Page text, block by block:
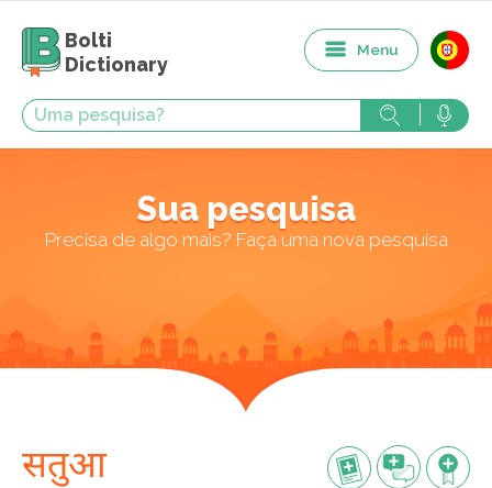
Bolti
Dictionary
Menu
Sua pesquisa
Precisa de algo mais? Faça uma nova pesquisa
सतुआ